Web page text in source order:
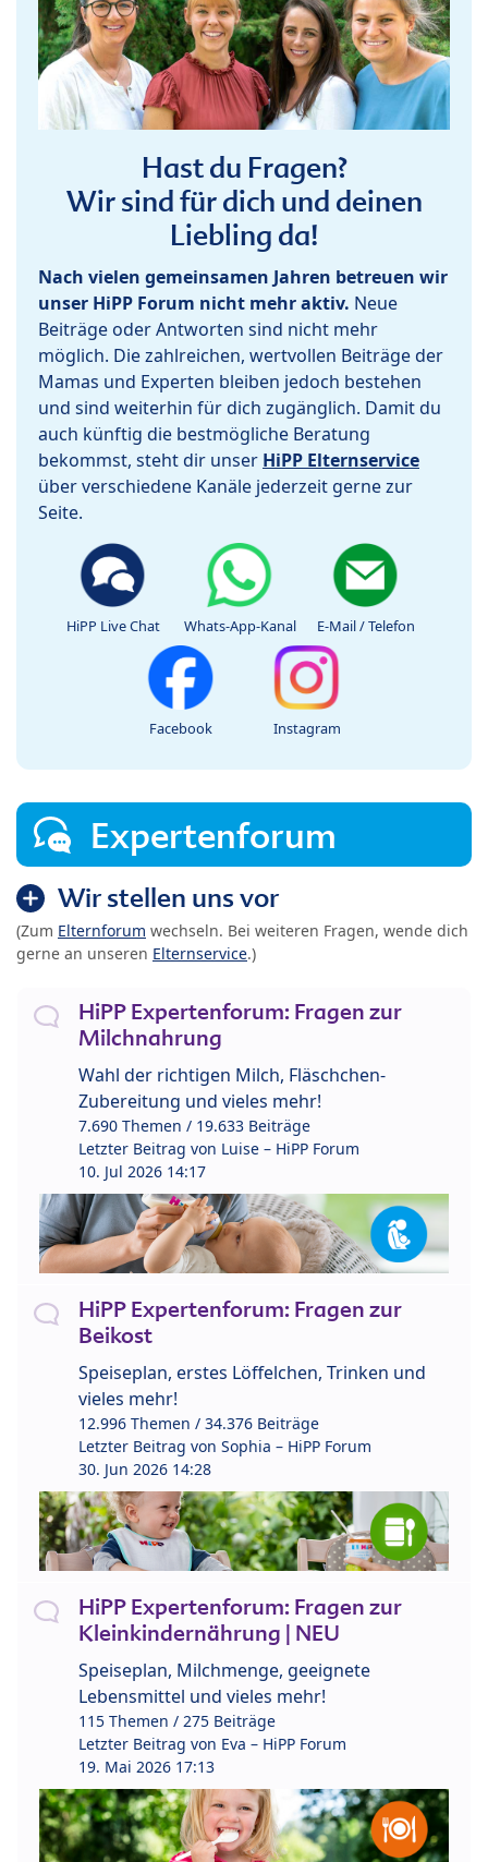
Hast du Fragen?
Wir sind für dich und deinen
Liebling da!
Nach vielen gemeinsamen Jahren betreuen wir
unser HiPP Forum nicht mehr aktiv. Neue
Beiträge oder Antworten sind nicht mehr
möglich. Die zahlreichen, wertvollen Beiträge der
Mamas und Experten bleiben jedoch bestehen
und sind weiterhin für dich zugänglich. Damit du
auch künftig die bestmögliche Beratung
bekommst, steht dir unser HiPP Elternservice
über verschiedene Kanäle jederzeit gerne zur
Seite.
HiPP Live Chat Whats-App-Kanal E-Mail / Telefon
Facebook Instagram
Expertenforum
Wir stellen uns vor
(Zum Elternforum wechseln. Bei weiteren Fragen, wende dich
gerne an unseren Elternservice.)
HiPP Expertenforum: Fragen zur
Milchnahrung
Wahl der richtigen Milch, Fläschchen-
Zubereitung und vieles mehr!
7.690 Themen / 19.633 Beiträge
Letzter Beitrag von Luise – HiPP Forum
10. Jul 2026 14:17
HiPP Expertenforum: Fragen zur
Beikost
Speiseplan, erstes Löffelchen, Trinken und
vieles mehr!
12.996 Themen / 34.376 Beiträge
Letzter Beitrag von Sophia – HiPP Forum
30. Jun 2026 14:28
HiPP Expertenforum: Fragen zur
Kleinkindernährung | NEU
Speiseplan, Milchmenge, geeignete
Lebensmittel und vieles mehr!
115 Themen / 275 Beiträge
Letzter Beitrag von Eva – HiPP Forum
19. Mai 2026 17:13